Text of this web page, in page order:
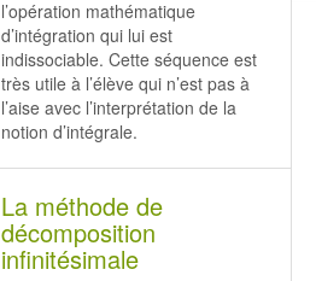
l’opération mathématique
d’intégration qui lui est
indissociable. Cette séquence est
très utile à l’élève qui n’est pas à
l’aise avec l’interprétation de la
notion d’intégrale.
La méthode de
décomposition
infinitésimale